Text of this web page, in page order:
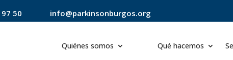
50 info@parkinsonburgos.org
Quiénes somos Qué hacemos